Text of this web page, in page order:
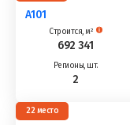
А101
692 341
2
22